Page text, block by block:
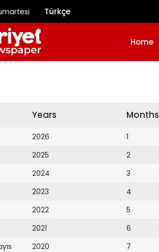
Türkçe
Home
Years
2026
2025
2024
2023
2022
2021
2020
Months
1
2
3
4
5
6
7